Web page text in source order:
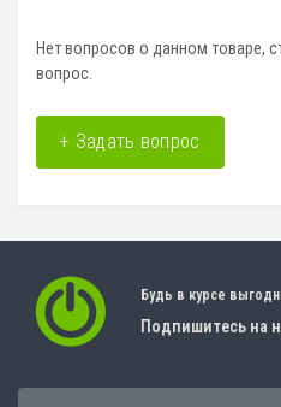
Нет вопросов о данном товаре,
вопрос.
+ Задать вопрос
Будь в курсе
Подпишитесь на